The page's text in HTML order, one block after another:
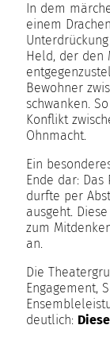
In dem
einem
Held, der den
Bewohner
schwanken.
Konflikt
Ohnmacht.
Ein
Ende dar:
durfte per
ausgeht.
zum
an.
Die
Engagement,
deutlich: